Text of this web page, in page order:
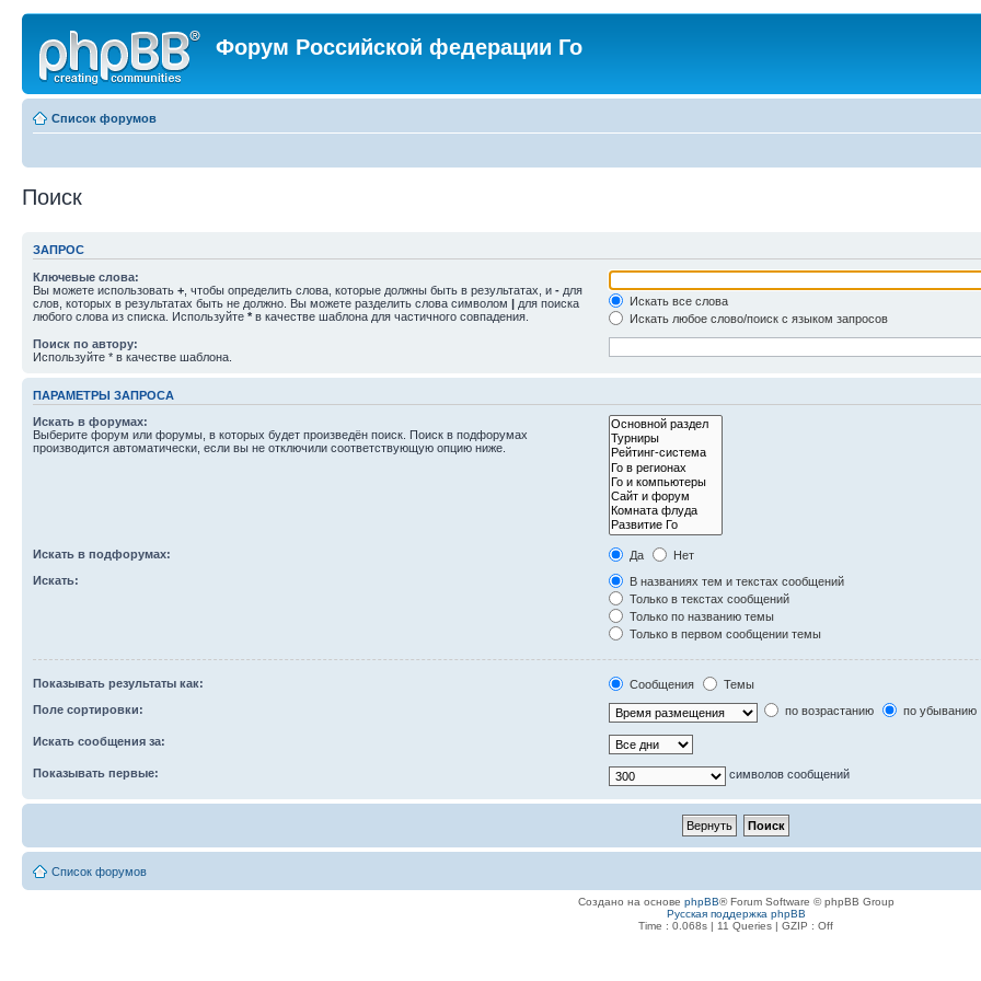
Форум Российской федерации Го
Список форумов
Поиск
ЗАПРОС
Ключевые слова:
Вы можете использовать + , чтобы определить слова, которые должны быть в результатах, и - для
слов, которых в результатах быть не должно. Вы можете разделить слова символом | для поиска
любого слова из списка. Используйте * в качестве шаблона для частичного совпадения.
Искать все слова
Искать любое слово/поиск с языком запросов
Поиск по автору:
Используйте * в качестве шаблона.
ПАРАМЕТРЫ ЗАПРОСА
Искать в форумах:
Выберите форум или форумы, в которых будет произведён поиск. Поиск в подфорумах
производится автоматически, если вы не отключили соответствующую опцию ниже.
Искать в подфорумах: Да
Нет
Искать:
В названиях тем и текстах сообщений
Только в текстах сообщений
Только по названию темы
Только в первом сообщении темы
Показывать результаты как: Сообщения
Темы
Поле сортировки:
по возрастанию по убыванию
Искать сообщения за:
Показывать первые: символов сообщений
Список форумов
Создано на основе phpBB® Forum Software © phpBB Group
Русская поддержка phpBB
Time : 0.068s | 11 Queries | GZIP : Off